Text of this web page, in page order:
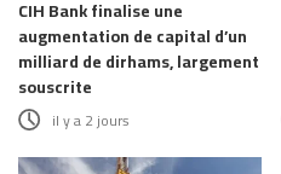
CIH Bank finalise une
augmentation de capital d’un
milliard de dirhams, largement
souscrite
il y a 2 jours